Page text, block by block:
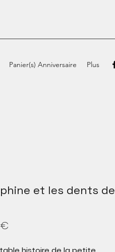
Panier(s) Anniversaire Plus
et les dents de
€